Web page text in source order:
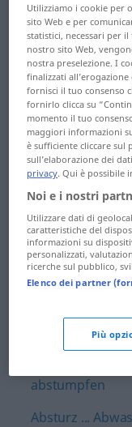
abermals
abernten ...
abgasarm ...
Abglanz ...
Abkehr ...
ablöschen ...
abpumpen ...
Abschaffung
abschalten ...
abschrubben ...
abspecken
abstumpfen
Absturz ...
Utilizziamo i cookie per
sito Web e per
statistici, necessari per
nostro sito Web,
nostra preselezione. I
finalizzati
fornisci il tuo consenso
fornirlo clicca su
momento il tuo
maggiori informazioni
è sufficiente cliccare sul
sull’elaborazione dei
privacy. Qui è possibile
Noi e i nostri
Utilizzare dati di
caratteristiche del
informazioni su
personalizzati,
ricerche sul pubblico,
Elenco dei partner
Più